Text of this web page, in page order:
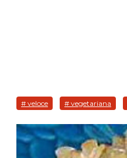
# veloce # vegetariana